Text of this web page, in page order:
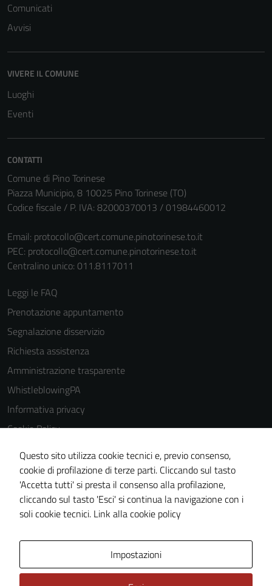
Comunicati
Avvisi
VIVERE IL COMUNE
Luoghi
Eventi
CONTATTI
Comune di Pino Torinese
Piazza Municipio, 8 10025 Pino Torinese (TO)
Codice fiscale / P. IVA: 82000370013 / 01984460012
Email: protocollo@cert.comune.pinotorinese.to.it
PEC: protocollo@cert.comune.pinotorinese.to.it
Centralino unico: 011.8117011
Leggi le FAQ
Prenotazione appuntamento
Segnalazione disservizio
Richiesta assistenza
Amministrazione trasparente
WhistleblowingPA
Informativa privacy
Cookie Policy
Note legali
Dichiarazione di accessibilità
Piano di miglioramento del sito
Certificazione sistema gestione qualità
Questo sito utilizza cookie tecnici e, previo consenso,
cookie di profilazione di terze parti. Cliccando sul tasto
'Accetta tutti' si presta il consenso alla profilazione,
cliccando sul tasto 'Esci' si continua la navigazione con i
soli cookie tecnici. Link alla cookie policy
Impostazioni
essere